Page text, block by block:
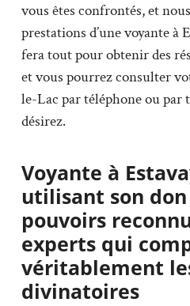
vous êtes confrontés, et
prestations d’une voyante à
fera tout pour obtenir des
et vous pourrez consulter
le-Lac par téléphone ou par
désirez.
Voyante à
utilisant son don
pouvoirs
experts qui
véritablement
divinatoires